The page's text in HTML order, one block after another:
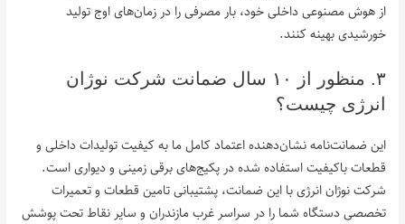
از هوش مصنوعی داخلی خود، بار مصرفی را در زمان‌های اوج تولید
خورشیدی بهینه کنند.
۳. منظور از ۱۰ سال ضمانت شرکت نوژان
انرژی چیست؟
این ضمانت‌نامه نشان‌دهنده اعتماد کامل ما به کیفیت تولیدات داخلی و
قطعات باکیفیت استفاده شده در پکیج‌های برقی زمینی و دیواری است.
شرکت نوژان انرژی با این ضمانت، پشتیبانی تامین قطعات و تعمیرات
تخصصی دستگاه شما را در سراسر غرب مازندران و سایر نقاط تحت پوشش